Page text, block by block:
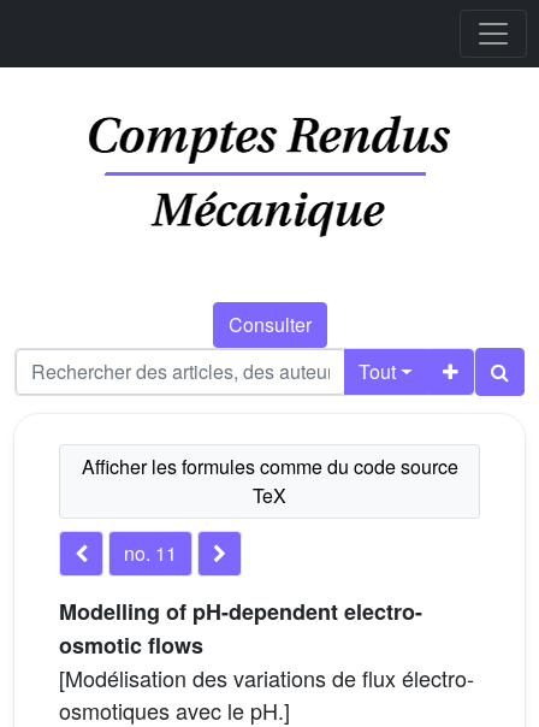
Consulter
Tout
no. 11
Modelling of pH-dependent electro-
osmotic flows
[Modélisation des variations de flux électro-
osmotiques avec le pH.]